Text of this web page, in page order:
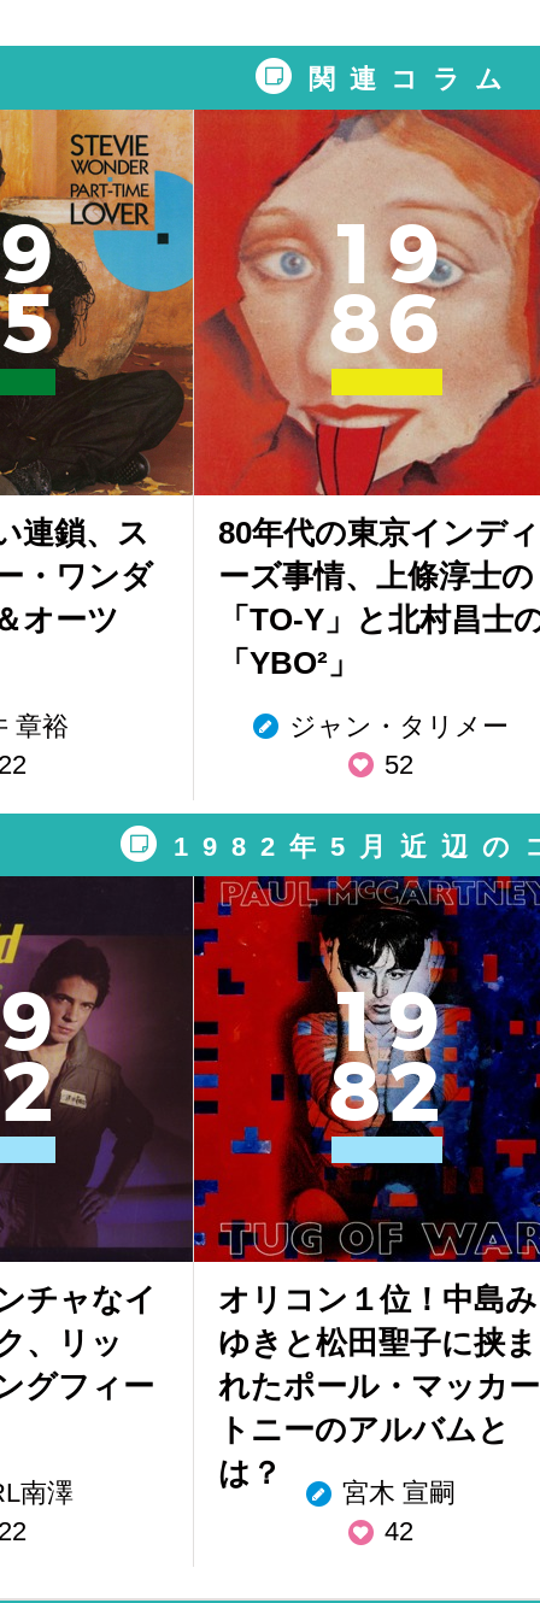
関連コラム
9
5
連鎖、ス
・ワンダ
オーツ
章裕
19
86
80年代の東京インディ
ーズ事情、上條淳士の
「TO-Y」と北村昌士
「YBO²」
ジャン・タリメー
52
1982年5月近辺の
9
2
チャなイ
、リッ
グフィー
南澤
19
82
オリコン１位！中島み
ゆきと松田聖子に挟ま
れたポール・マッカー
トニーのアルバムと
は？
宮木 宣嗣
42